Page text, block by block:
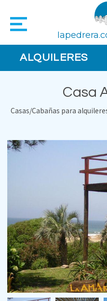
ALQUILERES
Casa
Casas/Cabañas para